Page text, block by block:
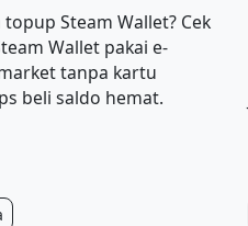
Steam Wallet? Cek
Wallet pakai e-
tanpa kartu
beli saldo hemat.